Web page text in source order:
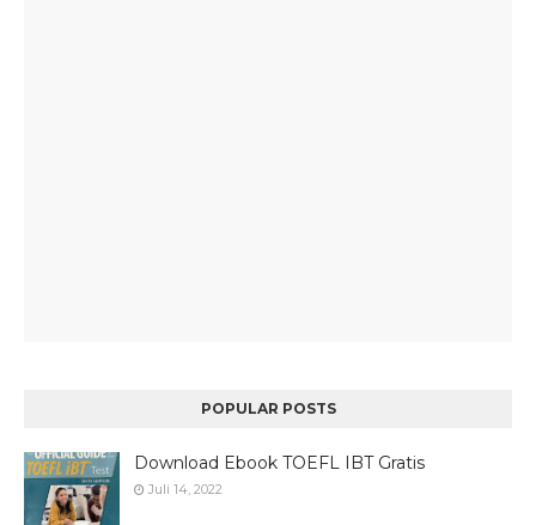
POPULAR POSTS
Download Ebook TOEFL IBT Gratis
Juli 14, 2022